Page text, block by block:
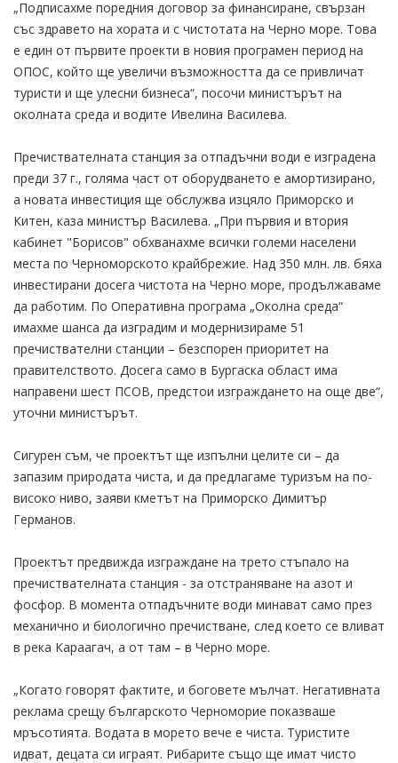
„Подписахме поредния договор за финансиране, свързан
със здравето на хората и с чистотата на Черно море. Това
е един от първите проекти в новия програмен период на
ОПОС, който ще увеличи възможността да се привличат
туристи и ще улесни бизнеса“, посочи министърът на
околната среда и водите Ивелина Василева.
Пречиствателната станция за отпадъчни води е изградена
преди 37 г., голяма част от оборудването е амортизирано,
а новата инвестиция ще обслужва изцяло Приморско и
Китен, каза министър Василева. „При първия и втория
кабинет "Борисов" обхванахме всички големи населени
места по Черноморското крайбрежие. Над 350 млн. лв. бяха
инвестирани досега чистота на Черно море, продължаваме
да работим. По Оперативна програма „Околна среда“
имахме шанса да изградим и модернизираме 51
пречиствателни станции – безспорен приоритет на
правителството. Досега само в Бургаска област има
направени шест ПСОВ, предстои изграждането на още две“,
уточни министърът.
Сигурен съм, че проектът ще изпълни целите си – да
запазим природата чиста, и да предлагаме туризъм на по-
високо ниво, заяви кметът на Приморско Димитър
Германов.
Проектът предвижда изграждане на трето стъпало на
пречиствателната станция - за отстраняване на азот и
фосфор. В момента отпадъчните води минават само през
механично и биологично пречистване, след което се вливат
в река Караагач, а от там – в Черно море.
„Когато говорят фактите, и боговете мълчат. Негативната
реклама срещу българското Черноморие показваше
мръсотията. Водата в морето вече е чиста. Туристите
идват, децата си играят. Рибарите също ще имат чисто